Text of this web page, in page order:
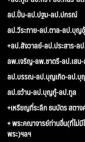
ลป.ปั่น-ลป.ปฐม-ลป.ปกรณ์
ลป.วีระทาย-ลป.ตาล-ลป.บุญ
+ลป.สังวาลย์-ลป.ประสาร-ล
ลพ.เจริญ-ลพ.ชาตรี-ลป.เสน
ลป.บรรณ-ลป.บุญเกิด-ลป.บุ
ลป.อว้าน-ลป.บุญกู้-ลป.ทูล
+เหรียญที่ระลึก ธนบัตร สตาง
+ พระคณาจารย์ท่านอื่น(ที่ไม่
พระ)ฯลฯ